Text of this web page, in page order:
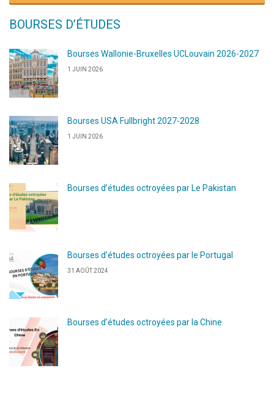
BOURSES D’ÉTUDES
Bourses Wallonie-Bruxelles UCLouvain 2026-2027
1 JUIN 2026
Bourses USA Fullbright 2027-2028
1 JUIN 2026
Bourses d’études octroyées par Le Pakistan
Bourses d’études octroyées par le Portugal
31 AOÛT 2024
Bourses d’études octroyées par la Chine